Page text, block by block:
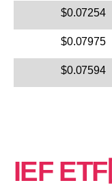
$0.07254
$0.07975
$0.07594
IEF